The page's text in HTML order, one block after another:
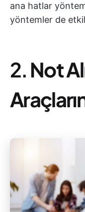
ana hatlar
yöntemler de
2.Not